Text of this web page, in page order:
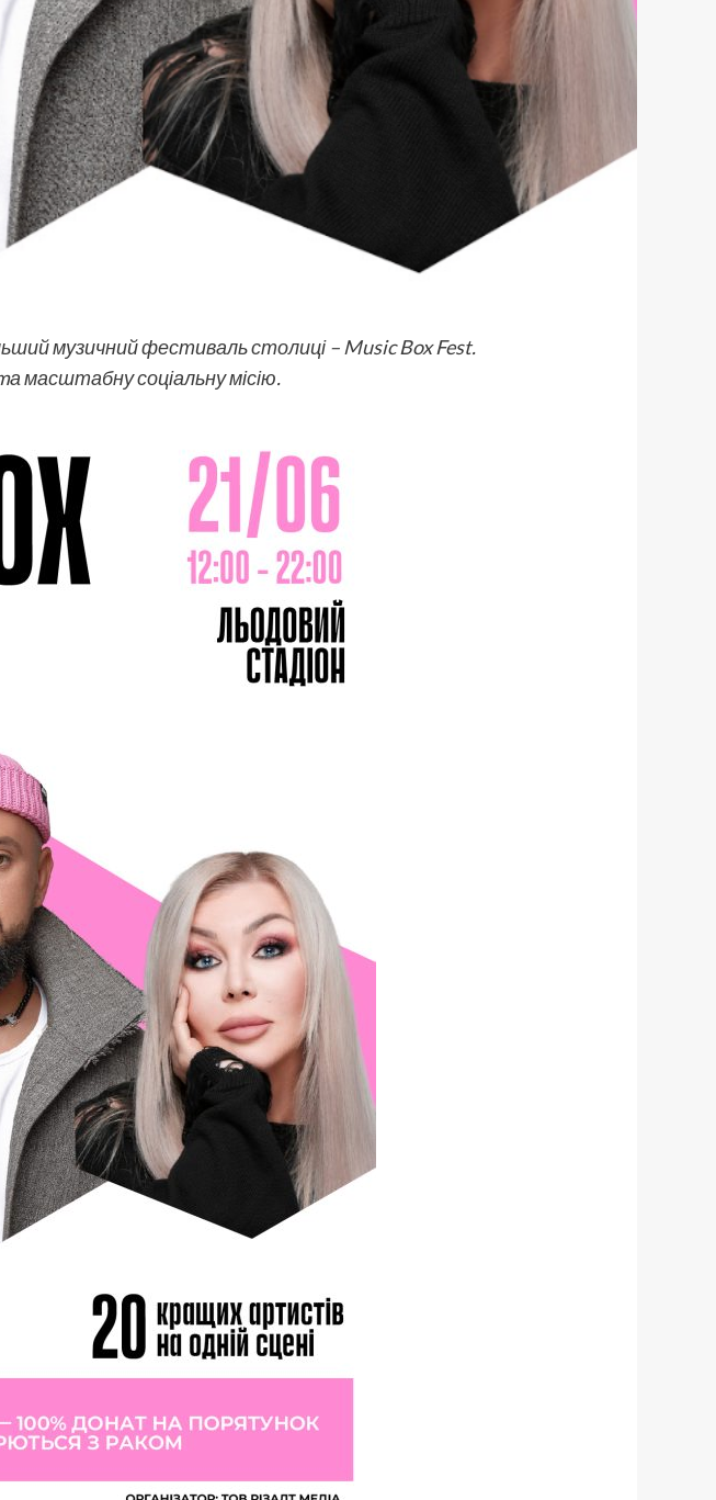
музичний фестиваль столиці – Music Box Fest.
масштабну соціальну місію.